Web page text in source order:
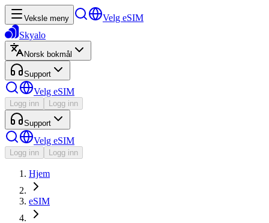
Veksle meny
Velg eSIM
Skyalo
Norsk bokmål
Support
Velg eSIM
Logg inn Logg inn
Support
Velg eSIM
Logg inn Logg inn
Hjem
eSIM